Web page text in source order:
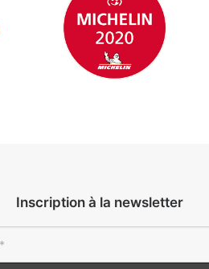
Inscription à la newsletter